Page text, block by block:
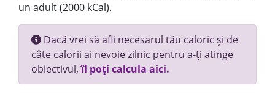
un adult (2000 kCal).
Dacă vrei să afli necesarul tău caloric și de
câte calorii ai nevoie zilnic pentru a-ți atinge
obiectivul,îl poți calcula aici.